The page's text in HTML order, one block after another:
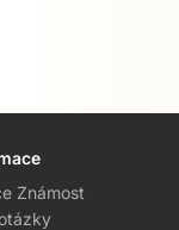
Známost